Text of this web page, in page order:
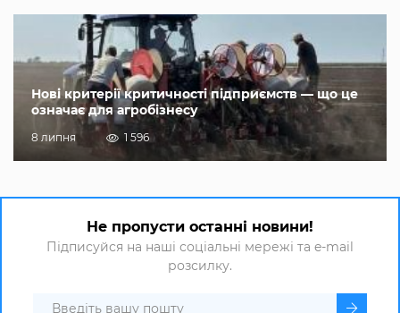
Нові критерії критичності підприємств — що це
означає для агробізнесу
8 липня 1 596
Не пропусти останні новини!
Підписуйся на наші соціальні мережі та e-mail
розсилку.